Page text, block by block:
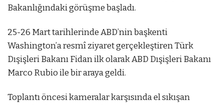
Bakanlığındaki görüşme başladı.
25-26 Mart tarihlerinde ABD’nin başkenti
Washington’a resmî ziyaret gerçekleştiren Türk
Dışişleri Bakanı Fidan ilk olarak ABD Dışişleri Bakanı
Marco Rubio ile bir araya geldi.
Toplantı öncesi kameralar karşısında el sıkışan